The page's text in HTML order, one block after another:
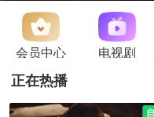
会员中心 电视剧
正在热播